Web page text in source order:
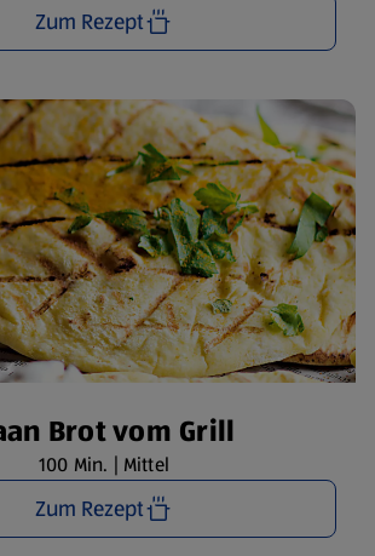
Zum Rezept
Brot vom Grill
100 Min. | Mittel
Zum Rezept